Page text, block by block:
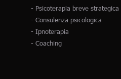
- Psicoterapia breve strategica
- Consulenza psicologica
- Ipnoterapia
- Coaching